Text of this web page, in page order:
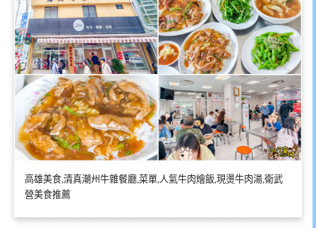
高雄美食,清真潮州牛雜餐廳,菜單,人氣牛肉燴飯,現燙牛肉湯,衛武
營美食推薦